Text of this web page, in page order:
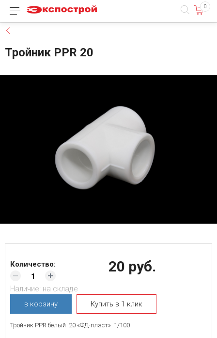
Каталог товаров 0
Тройник PPR 20
20 руб.
Количество:
Наличие: на складе
в корзину Купить в 1 клик
Тройник PPR белый 20 «ФД-пласт» 1/100